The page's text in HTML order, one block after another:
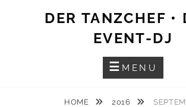
DER TANZCHEF •
EVENT-DJ
MENU
HOME 2016